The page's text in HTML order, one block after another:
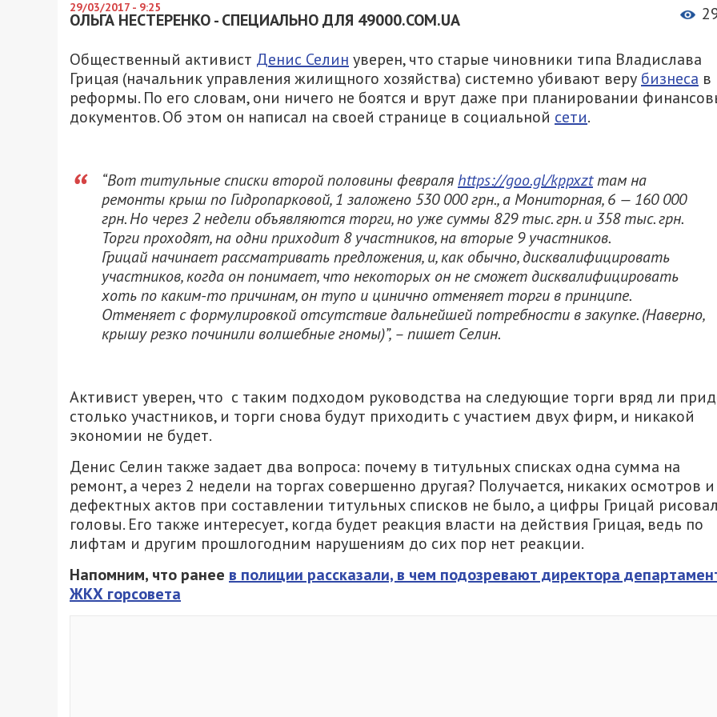
29/03/2017 - 9:25
ОЛЬГА НЕСТЕРЕНКО - СПЕЦИАЛЬНО ДЛЯ 49000.COM.UA
Общественный активист Денис Селин уверен, что старые чиновники типа Владислава
Грицая (начальник управления жилищного хозяйства) системно убивают веру бизнеса в
реформы. По его словам, они ничего не боятся и врут даже при планировании
документов. Об этом он написал на своей странице в социальной сети.
“Вот титульные списки второй половины февраляhttps://goo.gl/kppxztтам на
ремонты крыш по Гидропарковой, 1 заложено 530 000 грн., а Мониторная, 6 — 160 000
грн. Но через 2 недели объявляются торги, но уже суммы 829 тыс. грн. и 358 тыс. грн.
Торги проходят, на одни приходит 8 участников, на вторые 9 участников.
Грицай начинает рассматривать предложения, и, как обычно, дисквалифицировать
участников, когда он понимает, что некоторых он не сможет дисквалифицировать
хоть по каким-то причинам, он тупо и цинично отменяет торги в принципе.
Отменяет с формулировкой отсутствие дальнейшей потребности в закупке. (Наверно,
крышу резко починили волшебные гномы)”, – пишет Селин.
Активист уверен, что с таким подходом руководства на следующие торги вряд ли
столько участников, и торги снова будут приходить с участием двух фирм, и никакой
экономии не будет.
Денис Селин также задает два вопроса: почему в титульных списках одна сумма на
ремонт, а через 2 недели на торгах совершенно другая? Получается, никаких осмотров и
дефектных актов при составлении титульных списков не было, а цифры Грицай
головы. Его также интересует, когда будет реакция власти на действия Грицая, ведь по
лифтам и другим прошлогодним нарушениям до сих пор нет реакции.
Напомним, что ранее в полиции рассказали, в чем подозревают директора
ЖКХ горсовета